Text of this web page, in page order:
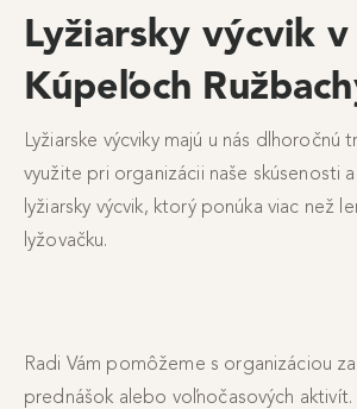
Lyžiarsky výcvik v
Kúpeľoch
Lyžiarske výcviky majú u nás dlhoročnú
využite pri organizácii naše skúsenosti
lyžiarsky výcvik, ktorý ponúka viac než
lyžovačku.
Radi Vám pomôžeme s organizáciou
prednášok alebo voľnočasových aktivít.